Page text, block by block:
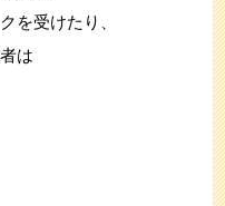
を受けたり、
は